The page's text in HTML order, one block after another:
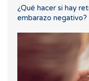
¿Qué hacer si hay
embarazo negativo?